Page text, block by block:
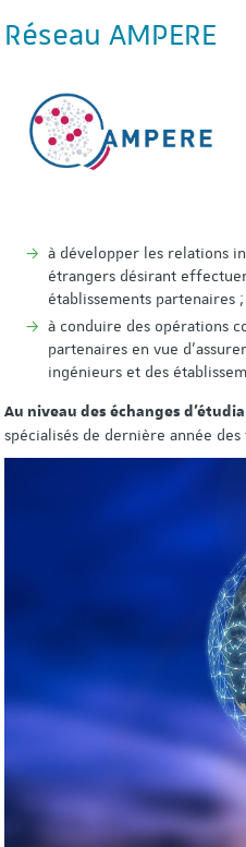
Réseau AMPERE
à développer les relations
étrangers désirant
établissements partenaires ;
à conduire des opérations
partenaires en vue
ingénieurs et des
Au niveau des échanges
spécialisés de dernière année